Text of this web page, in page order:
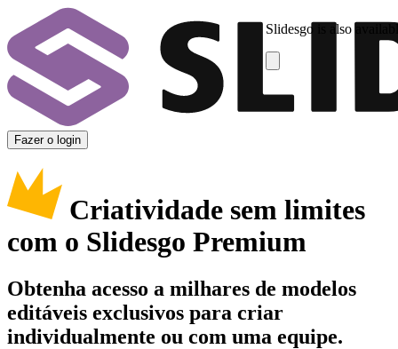
Slidesgo is also
Fazer o login
Criatividade sem limites
com o Slidesgo Premium
Obtenha acesso a milhares de modelos
editáveis exclusivos para criar
individualmente ou com uma equipe.